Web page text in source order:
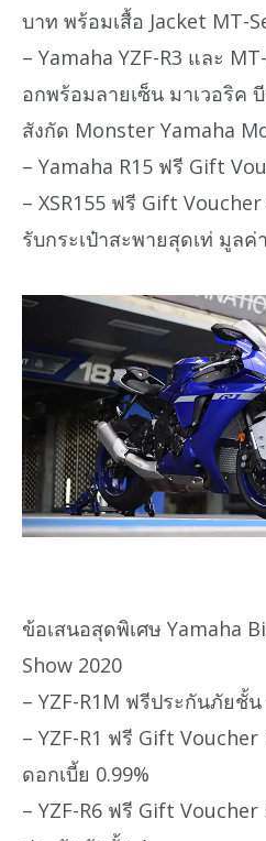
บาท พร้อมเสื้อ Jacket MT-
– Yamaha YZF-R3 และ
อกพร้อมลายเซ็น มาเวอริค
สังกัด Monster Yamaha
– Yamaha R15 ฟรี Gift
– XSR155 ฟรี Gift
รับกระเป๋าสะพายสุดเท่ มูลค่
ข้อเสนอสุดพิเศษ Yamaha
Show 2020
– YZF-R1M ฟรีประกันภัยชั้น
– YZF-R1 ฟรี Gift
ดอกเบี้ย 0.99%
– YZF-R6 ฟรี Gift